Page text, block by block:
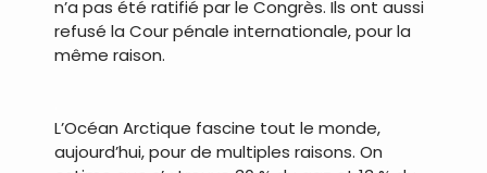
n’a pas été ratifié par le Congrès. Ils ont aussi
refusé la Cour pénale internationale, pour la
même raison.
L’Océan Arctique fascine tout le monde,
aujourd’hui, pour de multiples raisons. On